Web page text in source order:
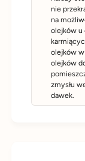
nie
na
olejków u
olejków
olejków
zmysłu
dawek.